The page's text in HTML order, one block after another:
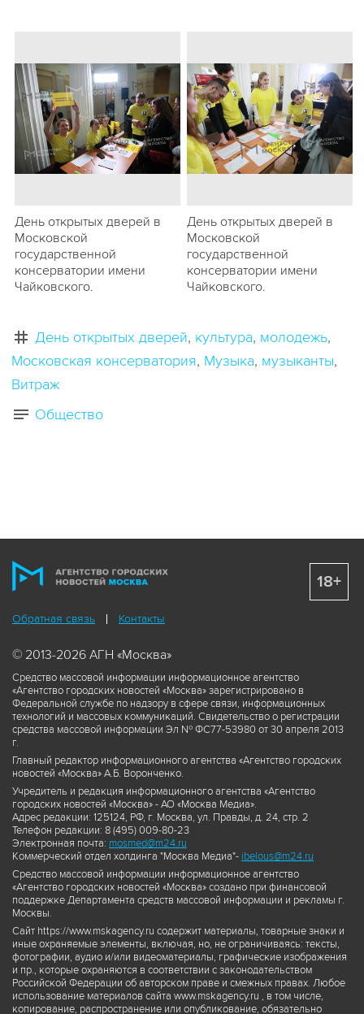
День открытых дверей в
Московской
государственной
консерватории имени
Чайковского.
День открытых дверей в
Московской
государственной
консерватории имени
Чайковского.
День открытых дверей культура молодежь
Московская консерватория Музыка музыканты
Витраж
Общество
Обратная связь Контакты
© 2013-2026 АГН «Москва»
Средство массовой информации информационное агентство
«Агентство городских новостей «Москва» зарегистрировано в
Федеральной службе по надзору в сфере связи, информационных
технологий и массовых коммуникаций. Свидетельство о регистрации
средства массовой информации Эл № ФС77-53980 от 30 апреля 2013
г.
Главный редактор информационного агентства «Агентство городских
новостей «Москва» А.Б. Воронченко.
Учредитель и редакция информационного агентства «Агентство
городских новостей «Москва» - АО «Москва Медиа».
Адрес редакции: 125124, РФ, г. Москва, ул. Правды, д. 24, стр. 2
Телефон редакции: 8 (495) 009-80-23
Электронная почта: mosmed@m24.ru
Коммерческий отдел холдинга "Москва Медиа"- ibelous@m24.ru
Средство массовой информации информационное агентство
«Агентство городских новостей «Москва» создано при финансовой
поддержке Департамента средств массовой информации и рекламы г.
Москвы.
Сайт https://www.mskagency.ru содержит материалы, товарные знаки и
иные охраняемые элементы, включая, но, не ограничиваясь: тексты,
фотографии, аудио и/или видеоматериалы, графические изображения
и пр., которые охраняются в соответствии с законодательством
Российской Федерации об авторском праве и смежных правах. Любое
использование материалов сайта www.mskagency.ru , в том числе,
копирование, распространение или опубликование, обязательно
18+